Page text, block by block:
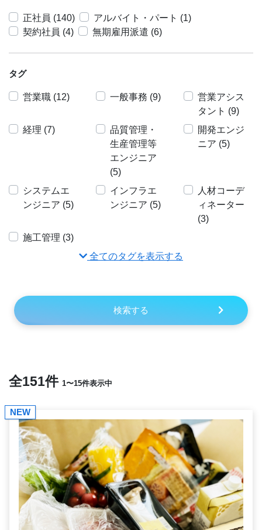
正社員 (140)
アルバイト・パート (1)
契約社員 (4)
無期雇用派遣 (6)
タグ
営業職 (12) 一般事務 (9)
営業アシス
タント (9)
経理 (7)
品質管理・
生産管理等
エンジニア
(5)
開発エンジ
ニア (5)
システムエ
ンジニア (5)
インフラエ
ンジニア (5)
人材コーデ
ィネーター
(3)
施工管理 (3)
全てのタグを表示する
検索する
全151件 1〜15件表示中
NEW